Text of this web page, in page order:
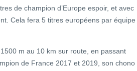
de champion d’Europe espoir, et avec
Cela fera 5 titres européens par équipe
m au 10 km sur route, en passant
de France 2017 et 2019, son chono